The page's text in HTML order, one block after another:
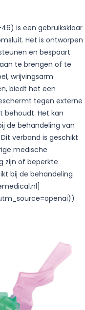
is een gebruiksklaar
Het is ontworpen
en bespaart
te brengen of te
wrijvingsarm
biedt het een
tegen externe
behoudt. Het kan
de behandeling van
verband is geschikt
medische
zijn of beperkte
bij de behandeling